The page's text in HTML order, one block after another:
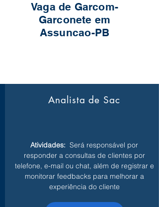
Vaga de Garcom-
Garconete em
Assuncao-PB
Analista de Sac
Atividades: Será responsável por
responder a consultas de clientes por
telefone, e-mail ou chat, além de registrar e
monitorar feedbacks para melhorar a
experiência do cliente